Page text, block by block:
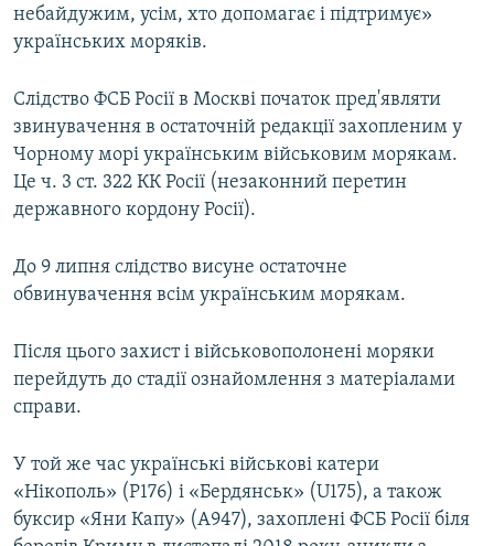
небайдужим, усім, хто допомагає і підтримує»
українських моряків.
Слідство ФСБ Росії в Москві початок пред'являти
звинувачення в остаточній редакції захопленим у
Чорному морі українським військовим морякам.
Це ч. 3 ст. 322 КК Росії (незаконний перетин
державного кордону Росії).
До 9 липня слідство висуне остаточне
обвинувачення всім українським морякам.
Після цього захист і військовополонені моряки
перейдуть до стадії ознайомлення з матеріалами
справи.
У той же час українські військові катери
«Нікополь» (P176) і «Бердянськ» (U175), а також
буксир «Яни Капу» (А947), захоплені ФСБ Росії біля